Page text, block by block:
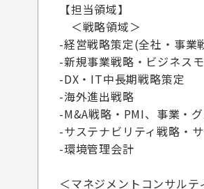
【担当領域】
＜戦略領域＞
-経営戦略策定(全社・事業
-新規事業戦略・ビジネス
-DX・IT中長期戦略策定
-海外進出戦略
-M&A戦略・PMI、事業・
-サステナビリティ戦略・
-環境管理会計
＜マネジメントコンサルテ